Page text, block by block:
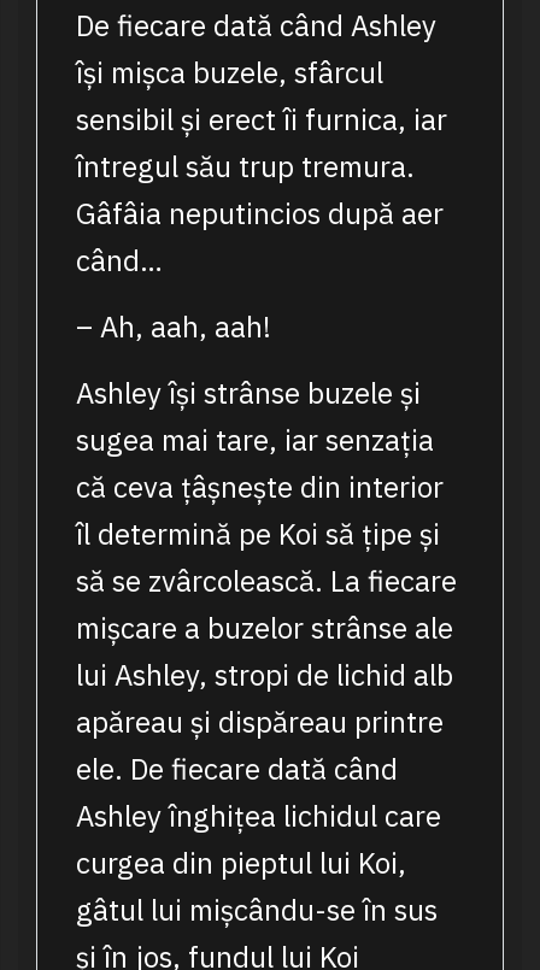
De fiecare dată când Ashley
își mișca buzele, sfârcul
sensibil și erect îi furnica, iar
întregul său trup tremura.
Gâfâia neputincios după aer
când…
– Ah, aah, aah!
Ashley își strânse buzele și
sugea mai tare, iar senzația
că ceva țâșnește din interior
îl determină pe Koi să țipe și
să se zvârcolească. La fiecare
mișcare a buzelor strânse ale
lui Ashley, stropi de lichid alb
apăreau și dispăreau printre
ele. De fiecare dată când
Ashley înghițea lichidul care
curgea din pieptul lui Koi,
gâtul lui mișcându-se în sus
și în jos, fundul lui Koi